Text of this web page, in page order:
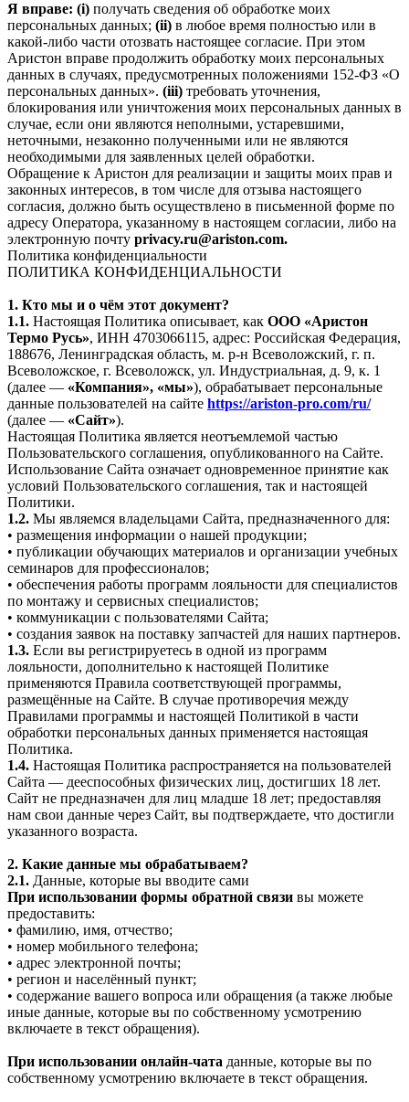
Я вправе: (i) получать сведения об обработке моих
персональных данных; (ii) в любое время полностью или в
какой-либо части отозвать настоящее согласие. При этом
Аристон вправе продолжить обработку моих персональных
данных в случаях, предусмотренных положениями 152-ФЗ «О
персональных данных». (iii) требовать уточнения,
блокирования или уничтожения моих персональных данных в
случае, если они являются неполными, устаревшими,
неточными, незаконно полученными или не являются
необходимыми для заявленных целей обработки.
Обращение к Аристон для реализации и защиты моих прав и
законных интересов, в том числе для отзыва настоящего
согласия, должно быть осуществлено в письменной форме по
адресу Оператора, указанному в настоящем согласии, либо на
электронную почту privacy.ru@ariston.com.
Политика конфиденциальности
ПОЛИТИКА КОНФИДЕНЦИАЛЬНОСТИ
1. Кто мы и о чём этот документ?
1.1. Настоящая Политика описывает, как ООО «Аристон
Термо Русь», ИНН 4703066115, адрес: Российская Федерация,
188676, Ленинградская область, м. р-н Всеволожский, г. п.
Всеволожское, г. Всеволожск, ул. Индустриальная, д. 9, к. 1
(далее — «Компания», «мы»), обрабатывает персональные
данные пользователей на сайте https://ariston-pro.com/ru/
(далее — «Сайт»).
Настоящая Политика является неотъемлемой частью
Пользовательского соглашения, опубликованного на Сайте.
Использование Сайта означает одновременное принятие как
условий Пользовательского соглашения, так и настоящей
Политики.
1.2. Мы являемся владельцами Сайта, предназначенного для:
• размещения информации о нашей продукции;
• публикации обучающих материалов и организации учебных
семинаров для профессионалов;
• обеспечения работы программ лояльности для специалистов
по монтажу и сервисных специалистов;
• коммуникации с пользователями Сайта;
• создания заявок на поставку запчастей для наших партнеров.
1.3. Если вы регистрируетесь в одной из программ
лояльности, дополнительно к настоящей Политике
применяются Правила соответствующей программы,
размещённые на Сайте. В случае противоречия между
Правилами программы и настоящей Политикой в части
обработки персональных данных применяется настоящая
Политика.
1.4. Настоящая Политика распространяется на пользователей
Сайта — дееспособных физических лиц, достигших 18 лет.
Сайт не предназначен для лиц младше 18 лет; предоставляя
нам свои данные через Сайт, вы подтверждаете, что достигли
указанного возраста.
2. Какие данные мы обрабатываем?
2.1. Данные, которые вы вводите сами
При использовании формы обратной связи вы можете
предоставить:
• фамилию, имя, отчество;
• номер мобильного телефона;
• адрес электронной почты;
• регион и населённый пункт;
• содержание вашего вопроса или обращения (а также любые
иные данные, которые вы по собственному усмотрению
включаете в текст обращения).
При использовании онлайн-чата данные, которые вы по
собственному усмотрению включаете в текст обращения.